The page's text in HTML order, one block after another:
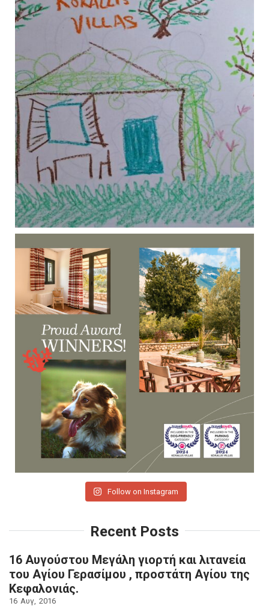
Follow on Instagram
Recent Posts
16 Αυγούστου Μεγάλη γιορτή και λιτανεία
του Αγίου Γερασίμου , προστάτη Αγίου της
Κεφαλονιάς.
16 Αυγ 2016